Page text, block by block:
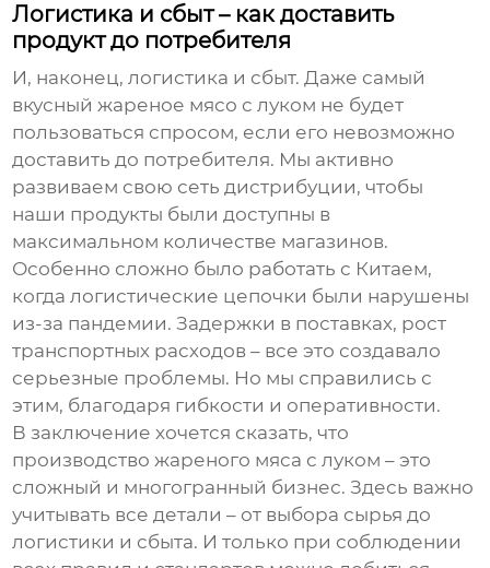
Логистика и сбыт – как доставить
продукт до потребителя
И, наконец, логистика и сбыт. Даже самый
вкусныйжареное мясо с луком не будет
пользоваться спросом, если его невозможно
доставить до потребителя. Мы активно
развиваем свою сеть дистрибуции, чтобы
наши продукты были доступны в
максимальном количестве магазинов.
Особенно сложно было работать с Китаем,
когда логистические цепочки были нарушены
из-за пандемии. Задержки в поставках, рост
транспортных расходов – все это создавало
серьезные проблемы. Но мы справились с
этим, благодаря гибкости и оперативности.
В заключение хочется сказать, что
производствожареного мяса с луком – это
сложный и многогранный бизнес. Здесь важно
учитывать все детали – от выбора сырья до
логистики и сбыта. И только при соблюдении